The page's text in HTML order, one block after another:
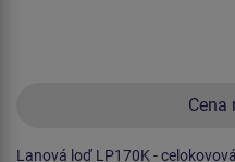
Cena
Lanová loď LP170K -